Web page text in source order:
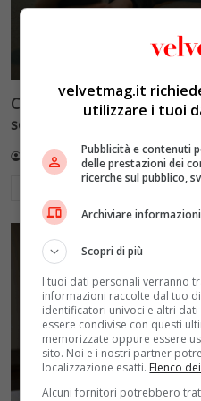
Cronaca e società: il
social, quando il dramma
Redazione VelvetMAG 5 Luglio
velvetmag.it
utilizzare i tuoi
Pubblicità e contenuti
delle prestazioni dei
ricerche sul pubblico,
Archiviare
Scopri di più
I tuoi dati personali verranno
informazioni raccolte dal tuo
identificatori univoci e altri
essere condivise con questi
memorizzate oppure essere
sito. Noi e i nostri partner
localizzazione esatti. Elenco
Alcuni fornitori potrebbero